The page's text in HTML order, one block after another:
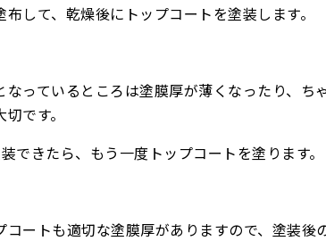
して、乾燥後にトップコートを塗装します。
なっているところは塗膜厚が薄くなったり、ち
です。
できたら、もう一度トップコートを塗ります。
コートも適切な塗膜厚がありますので、塗装後